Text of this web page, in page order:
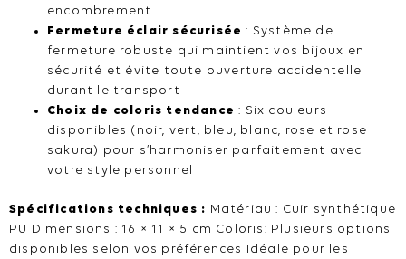
encombrement
Fermeture éclair sécurisée : Système de
fermeture robuste qui maintient vos bijoux en
sécurité et évite toute ouverture accidentelle
durant le transport
Choix de coloris tendance : Six couleurs
disponibles (noir, vert, bleu, blanc, rose et rose
sakura) pour s’harmoniser parfaitement avec
votre style personnel
Spécifications techniques : Matériau : Cuir synthétique
PU Dimensions : 16 × 11 × 5 cm Coloris: Plusieurs options
disponibles selon vos préférences Idéale pour les